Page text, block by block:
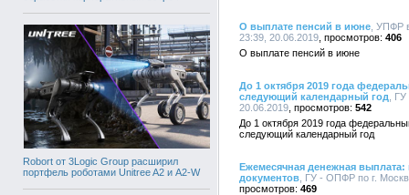
Robort от 3Logic Group расширил
портфель роботами Unitree A2 и A2-W
О выплате пенсий в июне , УПФР
23:39, 20.06.2019
406
О выплате пенсий в июне
До 1 октября 2019 года
следующий календарный год ,
20.06.2019
542
До 1 октября 2019 года
следующий календарный год
Ежемесячная денежная выплата:
документов , ГУ - ОПФР по г.
469